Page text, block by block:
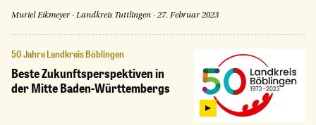
Muriel Eikmeyer · Landkreis Tuttlingen · 27. Februar 2023
50 Jahre Landkreis Böblingen
Beste Zukunftsperspektiven in
der Mitte Baden-Württembergs